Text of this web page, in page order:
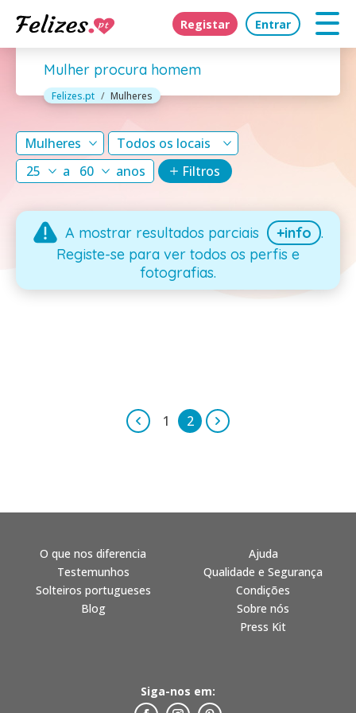
Registar Entrar
Mulher procura homem
Felizes.pt Mulheres
Mulheres
Todos os locais
25
a 60 anos Filtros
A mostrar resultados parciais +info .
Registe-se para ver todos os perfis e
fotografias.
1 2
O que nos diferencia
Testemunhos
Solteiros portugueses
Blog
Ajuda
Qualidade e Segurança
Condições
Sobre nós
Press Kit
Siga-nos em: